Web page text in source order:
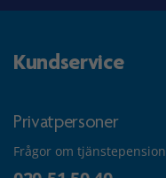
Kundservice
Privatpersoner
Frågor om